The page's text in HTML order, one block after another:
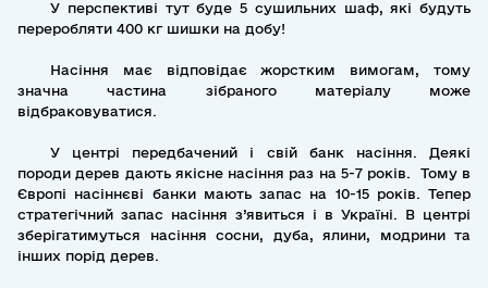
У перспективі тут буде 5 сушильних шаф, які будуть
переробляти 400 кг шишки на добу!
Насіння має відповідає жорстким вимогам, тому
значна частина зібраного матеріалу може
відбраковуватися.
У центрі передбачений і свій банк насіння. Деякі
породи дерев дають якісне насіння раз на 5-7 років. Тому в
Європі насіннєві банки мають запас на 10-15 років. Тепер
стратегічний запас насіння з’явиться і в Україні. В центрі
зберігатимуться насіння сосни, дуба, ялини, модрини та
інших порід дерев.